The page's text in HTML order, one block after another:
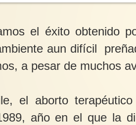
el éxito obtenido
aun difícil
a pesar de muchos
el aborto
año en el que la